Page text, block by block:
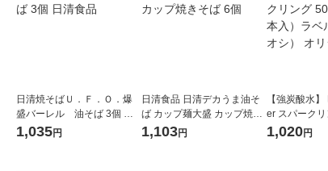
日清焼そばＵ．Ｆ．Ｏ．爆
盛バーレル 油そば 3個 日
清食品
1,035円
日清食品 日清デカうま油そ
ば カップ麺大盛 カップ焼き
そば 6個
1,103円
【強炭酸水
er スパークリ
箱（15本入）
（イチオシ）
1,020円